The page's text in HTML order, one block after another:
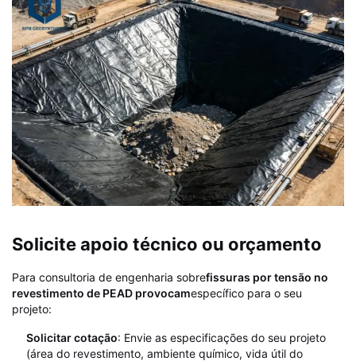
Solicite apoio técnico ou orçamento
Para consultoria de engenharia sobrefissuras por tensão no
revestimento de PEAD provocamespecífico para o seu
projeto:
Solicitar cotação: Envie as especificações do seu projeto
(área do revestimento, ambiente químico, vida útil do